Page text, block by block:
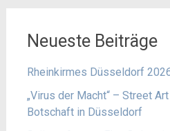
Neueste Beiträge
Rheinkirmes Düsseldorf
„Virus der Macht“ – Street
Botschaft in Düsseldorf